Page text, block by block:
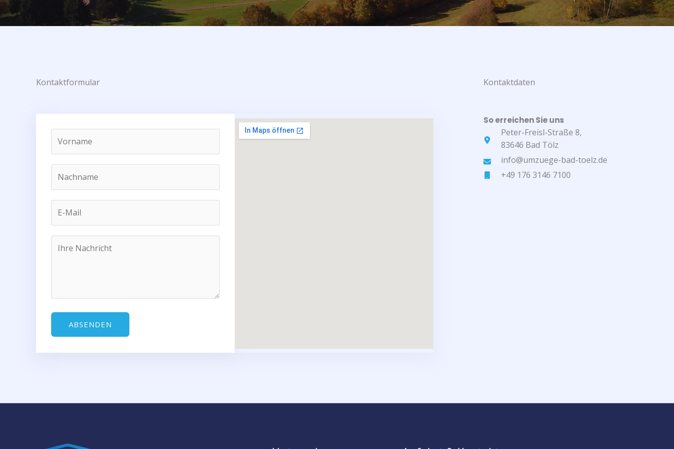
Kontaktformular
ABSENDEN
Kontaktdaten
So erreichen Sie uns
Peter-Freisl-Straße 8,
83646 Bad Tölz
info@umzuege-bad-toelz.de
+49 176 3146 7100